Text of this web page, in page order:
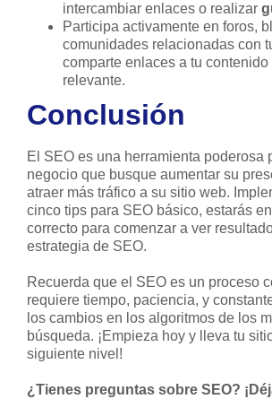
intercambiar enlaces o realizar
Participa activamente en foros,
comunidades relacionadas con
comparte enlaces a tu
relevante.
Conclusión
El SEO es una herramienta poderosa
negocio que busque aumentar su
atraer más tráfico a su sitio web.
cinco tips para SEO básico, estarás
correcto para comenzar a ver
estrategia de SEO.
Recuerda que el SEO es un proceso
requiere tiempo, paciencia, y
los cambios en los algoritmos de los
búsqueda. ¡Empieza hoy y lleva tu
siguiente nivel!
¿Tienes preguntas sobre SEO?